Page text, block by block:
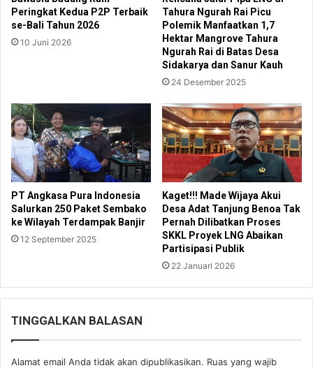
Peringkat Kedua P2P Terbaik
se-Bali Tahun 2026
10 Juni 2026
Tahura Ngurah Rai Picu
Polemik Manfaatkan 1,7
Hektar Mangrove Tahura
Ngurah Rai di Batas Desa
Sidakarya dan Sanur Kauh
24 Desember 2025
PT Angkasa Pura Indonesia
Salurkan 250 Paket Sembako
ke Wilayah Terdampak Banjir
12 September 2025
Kaget!!! Made Wijaya Akui
Desa Adat Tanjung Benoa Tak
Pernah Dilibatkan Proses
SKKL Proyek LNG Abaikan
Partisipasi Publik
22 Januari 2026
TINGGALKAN BALASAN
Alamat email Anda tidak akan dipublikasikan. Ruas yang wajib